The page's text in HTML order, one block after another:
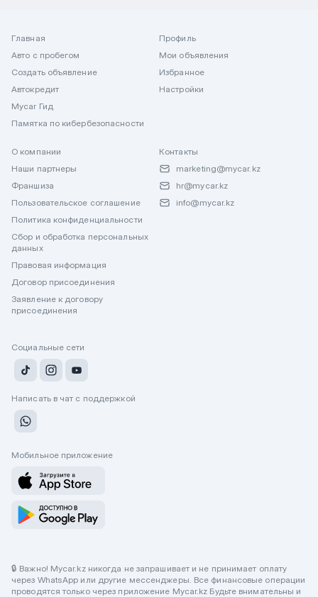
Главная
Авто с пробегом
Создать объявление
Автокредит
Mycar Гид
Памятка по кибербезопасности
Профиль
Мои объявления
Избранное
Настройки
О компании
Наши партнеры
Франшиза
Пользовательское соглашение
Политика конфиденциальности
Сбор и обработка персональных
данных
Правовая информация
Договор присоединения
Заявление к договору
присоединения
Контакты
marketing@mycar.kz
hr@mycar.kz
info@mycar.kz
Социальные сети
Написать в чат с поддержкой
Мобильное приложение
🔒 Важно! Mycar.kz никогда не запрашивает и не принимает оплату
через WhatsApp или другие мессенджеры. Все финансовые операции
проводятся только через приложение Mycar.kz Будьте внимательны и